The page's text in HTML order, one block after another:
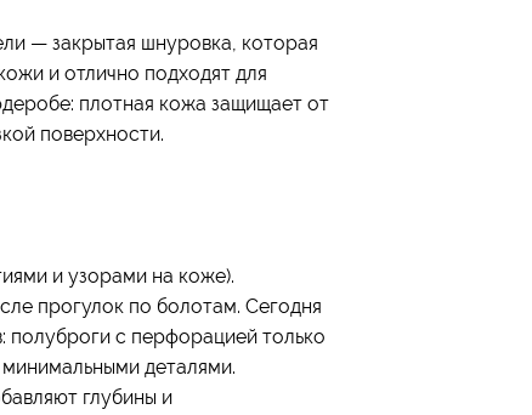
— закрытая шнуровка, которая
и отлично подходят для
плотная кожа защищает от
поверхности.
и узорами на коже).
прогулок по болотам. Сегодня
полуброги с перфорацией только
деталями.
глубины и